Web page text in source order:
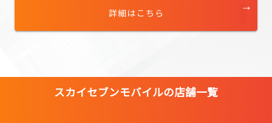
詳細はこちら
スカイセブンモバイルの店舗一覧